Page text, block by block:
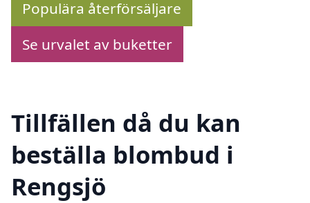
Populära återförsäljare
Se urvalet av buketter
Tillfällen då du kan
beställa blombud i
Rengsjö